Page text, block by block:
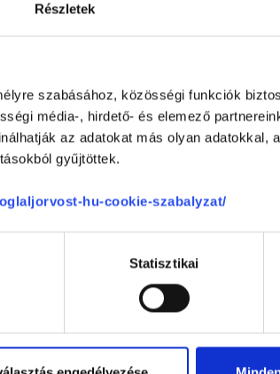
Részletek
szabásához, közösségi funkciók
média-, hirdető- és elemező
az adatokat más olyan adatokkal,
gyűjtöttek.
hu-cookie-szabalyzat/
Statisztikai
Nőgyógyászat
Infúziós kezelés
Kismedencei ultrahang II
Komplex endokrinológiai
Komplex pajzsmirigy